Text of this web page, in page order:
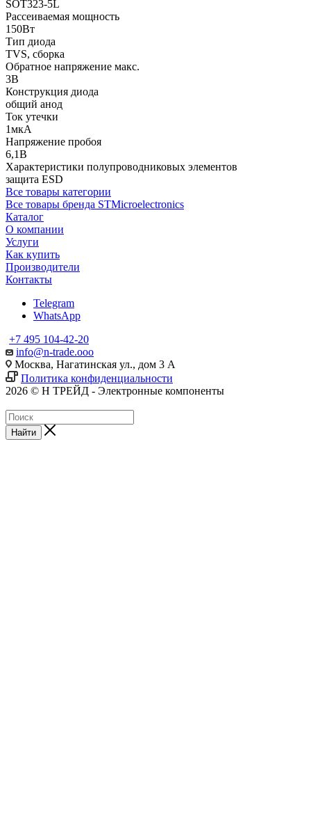
SOT323-5L
Рассеиваемая мощность
150Вт
Тип диода
TVS, сборка
Обратное напряжение макс.
3В
Конструкция диода
общий анод
Ток утечки
1мкА
Напряжение пробоя
6,1В
Характеристики полупроводниковых элементов
защита ESD
Все товары категории
Все товары бренда STMicroelectronics
Каталог
О компании
Услуги
Как купить
Производители
Контакты
Telegram
WhatsApp
+7 495 104-42-20
info@n-trade.ooo
Москва, Нагатинская ул., дом 3 А
Политика конфиденциальности
2026 © Н ТРЕЙД - Электронные компоненты
Найти